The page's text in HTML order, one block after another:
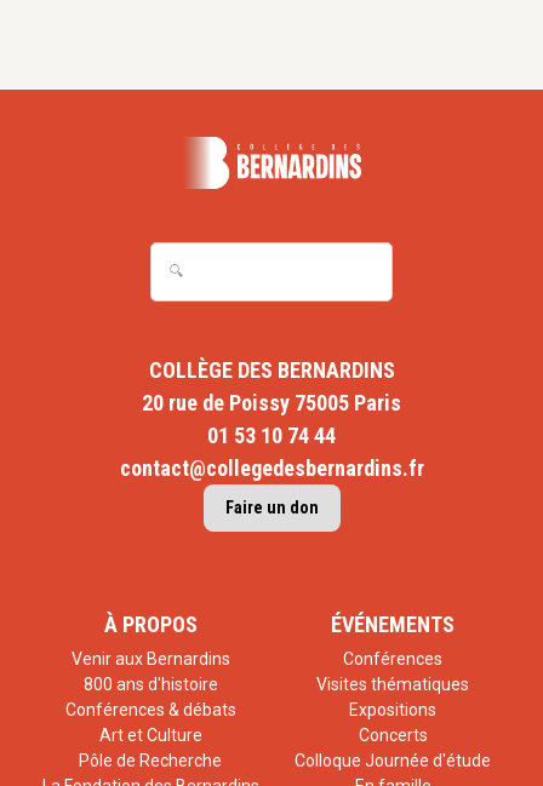
COLLÈGE DES BERNARDINS
20 rue de Poissy 75005 Paris
01 53 10 74 44
contact@collegedesbernardins.fr
Faire un don
À PROPOS
Venir aux Bernardins
800 ans d'histoire
Conférences & débats
Art et Culture
Pôle de Recherche
ÉVÉNEMENTS
Conférences
Visites thématiques
Expositions
Concerts
Colloque Journée d'étude